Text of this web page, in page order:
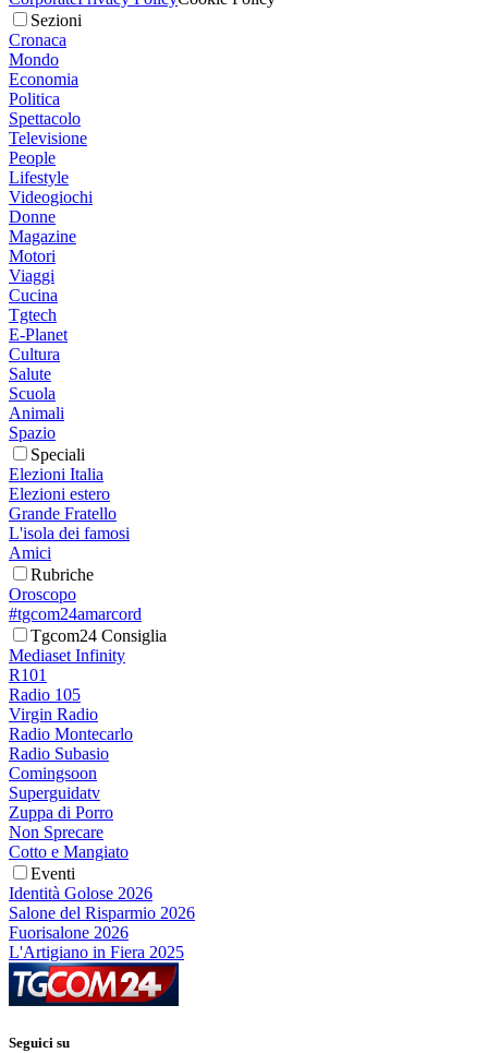
Sezioni
Cronaca
Mondo
Economia
Politica
Spettacolo
Televisione
People
Lifestyle
Videogiochi
Donne
Magazine
Motori
Viaggi
Cucina
Tgtech
E-Planet
Cultura
Salute
Scuola
Animali
Spazio
Speciali
Elezioni Italia
Elezioni estero
Grande Fratello
L'isola dei famosi
Amici
Rubriche
Oroscopo
#tgcom24amarcord
Tgcom24 Consiglia
Mediaset Infinity
R101
Radio 105
Virgin Radio
Radio Montecarlo
Radio Subasio
Comingsoon
Superguidatv
Zuppa di Porro
Non Sprecare
Cotto e Mangiato
Eventi
Identità Golose 2026
Salone del Risparmio 2026
Fuorisalone 2026
L'Artigiano in Fiera 2025
Seguici su